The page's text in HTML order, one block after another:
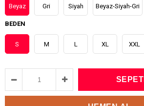
Beyaz Gri Siyah Beyaz-Siyah-Gri
BEDEN
S M L XL XXL